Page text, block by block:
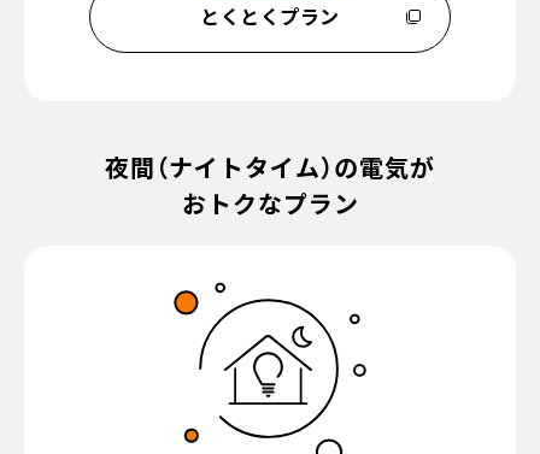
とくとくプラン
夜間（ナイトタイム）の電気が
おトクなプラン